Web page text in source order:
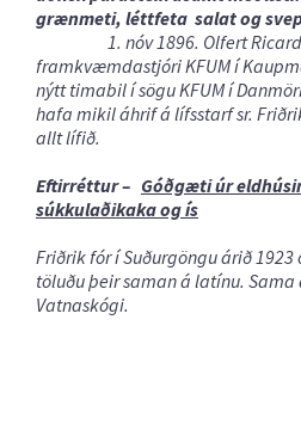
grænmeti, léttfeta
1. nóv 1896. Olfert
framkvæmdastjóri KFUM í
nýtt timabil í sögu KFUM í
hafa mikil áhrif á lífsstarf sr.
allt lífið.
Eftirréttur – Góðgæti úr
súkkulaðikaka og ís
Friðrik fór í Suðurgöngu árið
töluðu þeir saman á latínu. Sama
Vatnaskógi.